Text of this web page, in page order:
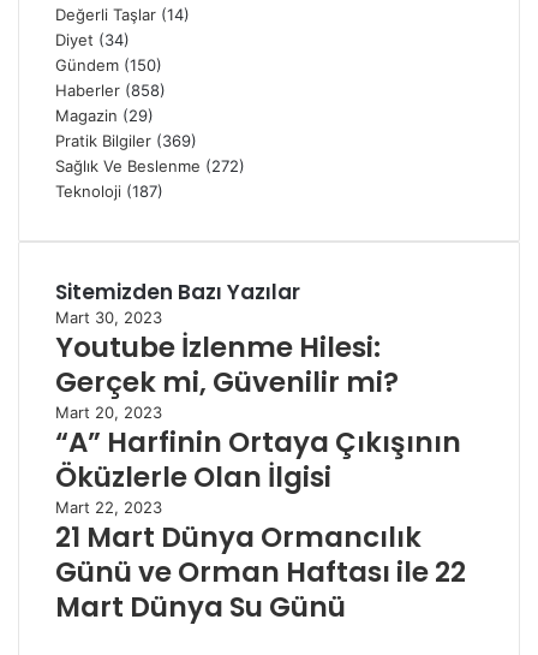
Değerli Taşlar (14)
Diyet (34)
Gündem (150)
Haberler (858)
Magazin (29)
Pratik Bilgiler (369)
Sağlık Ve Beslenme (272)
Teknoloji (187)
Sitemizden Bazı Yazılar
Mart 30, 2023
Youtube İzlenme Hilesi:
Gerçek mi, Güvenilir mi?
Mart 20, 2023
“A” Harfinin Ortaya Çıkışının
Öküzlerle Olan İlgisi
Mart 22, 2023
21 Mart Dünya Ormancılık
Günü ve Orman Haftası ile 22
Mart Dünya Su Günü